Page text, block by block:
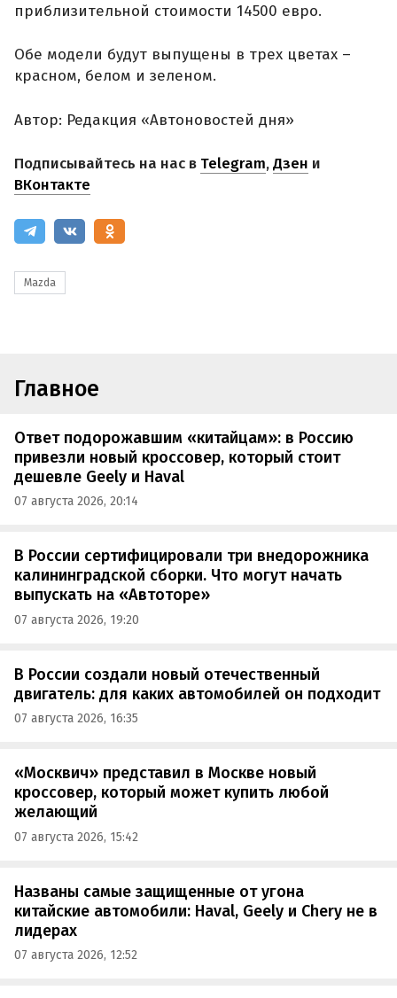
приблизительной стоимости 14500 евро.
Обе модели будут выпущены в трех цветах –
красном, белом и зеленом.
Автор: Редакция «Автоновостей дня»
Подписывайтесь на нас в Telegram,Дзен и
ВКонтакте
Mazda
Главное
Ответ подорожавшим «китайцам»: в Россию
привезли новый кроссовер, который стоит
дешевле Geely и Haval
07 августа 2026, 20:14
В России сертифицировали три внедорожника
калининградской сборки. Что могут начать
выпускать на «Автоторе»
07 августа 2026, 19:20
В России создали новый отечественный
двигатель: для каких автомобилей он подходит
07 августа 2026, 16:35
«Москвич» представил в Москве новый
кроссовер, который может купить любой
желающий
07 августа 2026, 15:42
Названы самые защищенные от угона
китайские автомобили: Haval, Geely и Chery не в
лидерах
07 августа 2026, 12:52